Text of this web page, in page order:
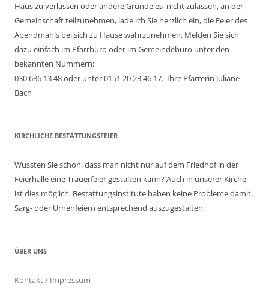
Haus zu verlassen oder andere Gründe es nicht zulassen, an der
Gemeinschaft teilzunehmen, lade ich Sie herzlich ein, die Feier des
Abendmahls bei sich zu Hause wahrzunehmen. Melden Sie sich
dazu einfach im Pfarrbüro oder im Gemeindebüro unter den
bekannten Nummern:
030 636 13 48 oder unter 0151 20 23 46 17. Ihre Pfarrerin Juliane
Bach
KIRCHLICHE BESTATTUNGSFEIER
Wussten Sie schon, dass man nicht nur auf dem Friedhof in der
Feierhalle eine Trauerfeier gestalten kann? Auch in unserer Kirche
ist dies möglich. Bestattungsinstitute haben keine Probleme damit,
Sarg- oder Urnenfeiern entsprechend auszugestalten.
ÜBER UNS
Kontakt / Impressum